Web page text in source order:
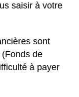
saisir à votre
sont
de
à payer